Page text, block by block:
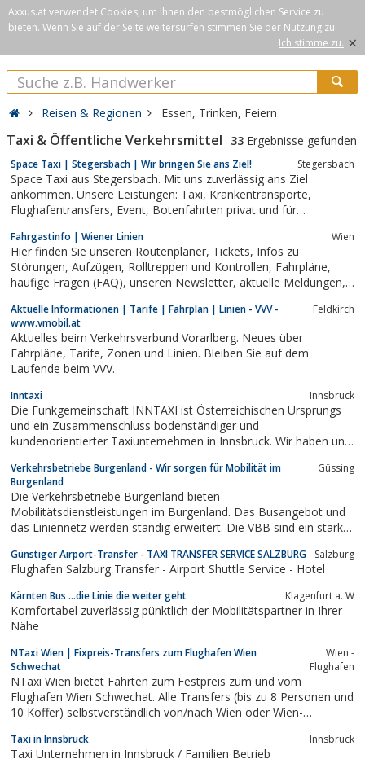
Axxus.at verwendet Cookies, um Ihnen den bestmöglichen Service zu
bieten. Wenn Sie auf der Seite weitersurfen stimmen Sie der Nutzung zu.
Ich stimme zu. ×
Reisen & Regionen Essen, Trinken, Feiern
Taxi & Öffentliche Verkehrsmittel 33 Ergebnisse gefunden
Space Taxi | Stegersbach | Wir bringen Sie ans Ziel! Stegersbach
Space Taxi aus Stegersbach. Mit uns zuverlässig ans Ziel
ankommen. Unsere Leistungen: Taxi, Krankentransporte,
Flughafentransfers, Event, Botenfahrten privat und für
Rufen Sie uns an oder senden Sie uns eine unverbindliche
Anfrage oder reservieren Sie Ihre Fahrt!
Fahrgastinfo | Wiener Linien Wien
Hier finden Sie unseren Routenplaner, Tickets, Infos zu
Störungen, Aufzügen, Rolltreppen und Kontrollen, Fahrpläne,
häufige Fragen (FAQ), unseren Newsletter, aktuelle Meldungen,
Kundenzentrums, Kontakt. Im Bereich WienMobil finden Sie alle
Infos zur Rolle der Wiener...
Aktuelle Informationen | Tarife | Fahrplan | Linien - VVV -
www.vmobil.at
Feldkirch
Aktuelles beim Verkehrsverbund Vorarlberg. Neues über
Fahrpläne, Tarife, Zonen und Linien. Bleiben Sie auf dem
Laufende beim VVV.
Inntaxi Innsbruck
Die Funkgemeinschaft INNTAXI ist Österreichischen Ursprungs
und ein Zusammenschluss bodenständiger und
kundenorientierter Taxiunternehmen in Innsbruck. Wir haben uns
mehrere Sprechfunkkanäle mit unseren Chauffeuren rund um die
Uhr in Verbindung. Unsere...
Verkehrsbetriebe Burgenland - Wir sorgen für Mobilität im
Burgenland
Güssing
Die Verkehrsbetriebe Burgenland bieten
Mobilitätsdienstleistungen im Burgenland. Das Busangebot und
das Liniennetz werden ständig erweitert. Die VBB sind ein starker
Günstiger Airport-Transfer - TAXI TRANSFER SERVICE SALZBURG Salzburg
Flughafen Salzburg Transfer - Airport Shuttle Service - Hotel
Kärnten Bus ...die Linie die weiter geht Klagenfurt a. W
Komfortabel zuverlässig pünktlich der Mobilitätspartner in Ihrer
Nähe
NTaxi Wien | Fixpreis-Transfers zum Flughafen Wien
Schwechat
Wien -
Flughafen
NTaxi Wien bietet Fahrten zum Festpreis zum und vom
Flughafen Wien Schwechat. Alle Transfers (bis zu 8 Personen und
10 Koffer) selbstverständlich von/nach Wien oder Wien-
Taxi in Innsbruck Innsbruck
Taxi Unternehmen in Innsbruck / Familien Betrieb